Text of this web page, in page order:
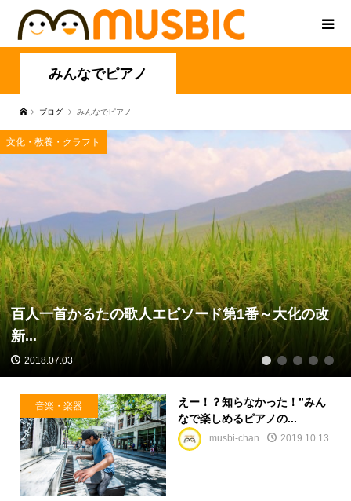
みんなでピアノ
ブログ みんなでピアノ
文化・教養・クラフト
百人一首かるたの歌人エピソード第1番～大化の改
新...
2018.07.03 1 2 3 4 5
音楽・楽器
えー！？知らなかった！”みん
なで楽しめるピアノの...
musbi-chan 2019.10.13